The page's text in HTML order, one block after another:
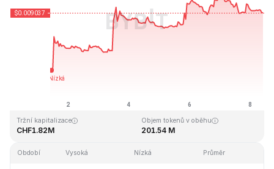
Naposledy aktualizováno: 2026-08-08, 09:04 GMT+0
CHF0.006168
Tržní kapitalizace
CHF1.82M
Objem tokenů v oběhu
201.54 M
Období Vysoká Nízká Průměr